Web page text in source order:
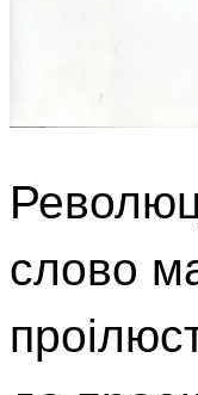
слово